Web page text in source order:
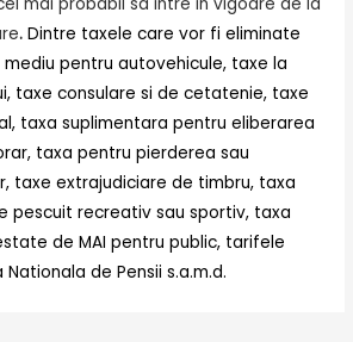
.Dintre taxele care vor fi eliminate
pentru autovehicule, taxe la
taxe consulare si de cetatenie, taxe
taxa suplimentara pentru eliberarea
taxa pentru pierderea sau
taxe extrajudiciare de timbru, taxa
pescuit recreativ sau sportiv, taxa
de MAI pentru public, tarifele
de Pensii s.a.m.d.